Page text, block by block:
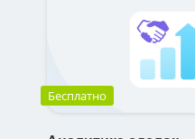
Бесплатно